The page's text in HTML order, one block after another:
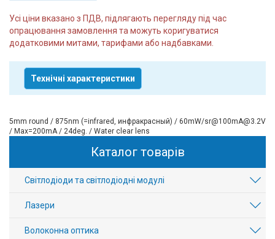
Усі ціни вказано з ПДВ, підлягають перегляду під час
опрацювання замовлення та можуть коригуватися
додатковими митами, тарифами або надбавками.
Технічні характеристики
5mm round / 875nm (=infrared, инфракрасный) / 60mW/sr@100mA@3.2V
/ Max=200mA / 24deg. / Water clear lens
Каталог товарів
Світлодіоди та світлодіодні модулі
Лазери
Волоконна оптика